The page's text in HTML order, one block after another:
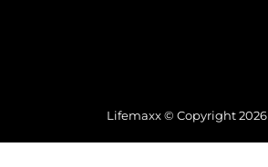
Lifemaxx © Copyright 2026